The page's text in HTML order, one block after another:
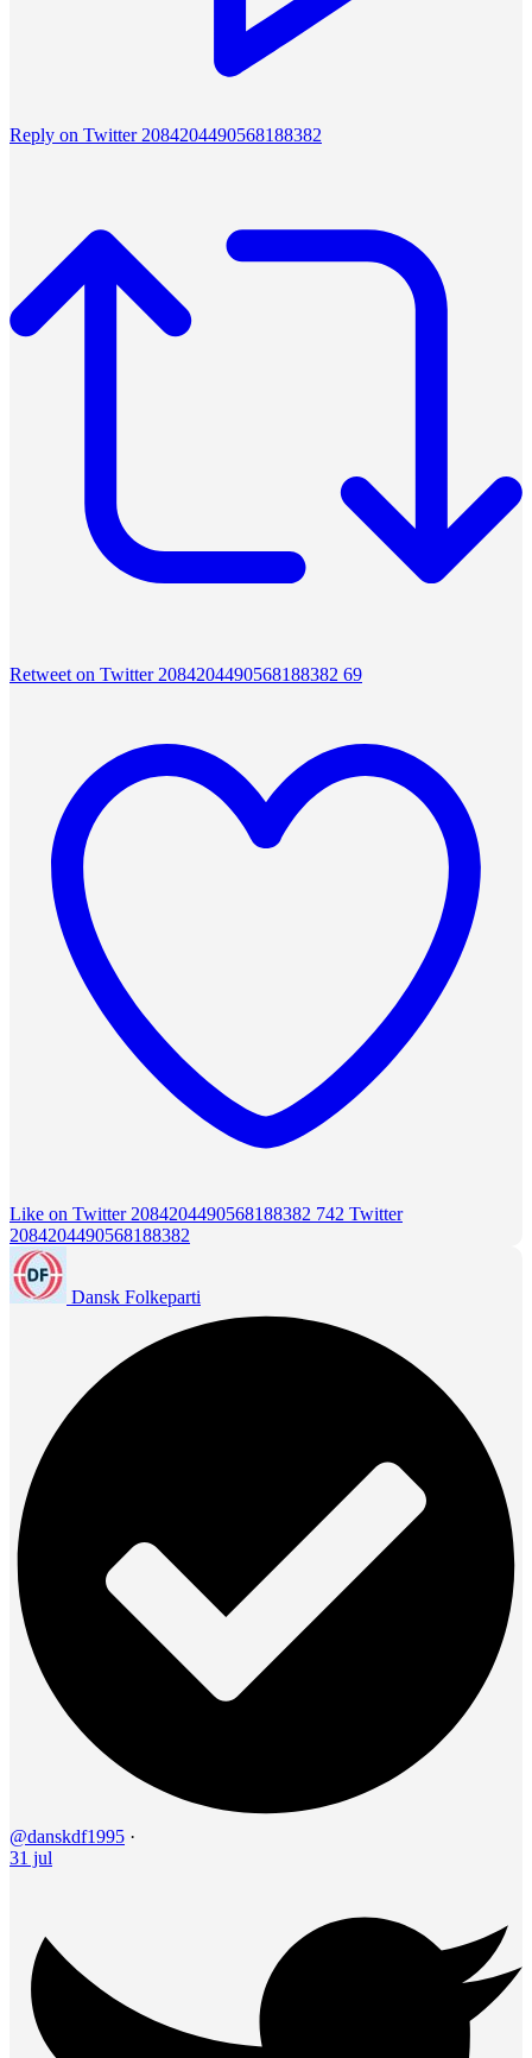
Reply on Twitter 2084204490568188382
Retweet on Twitter 2084204490568188382 69
Like on Twitter 2084204490568188382 742 Twitter
2084204490568188382
Dansk Folkeparti
@danskdf1995 ·
31 jul